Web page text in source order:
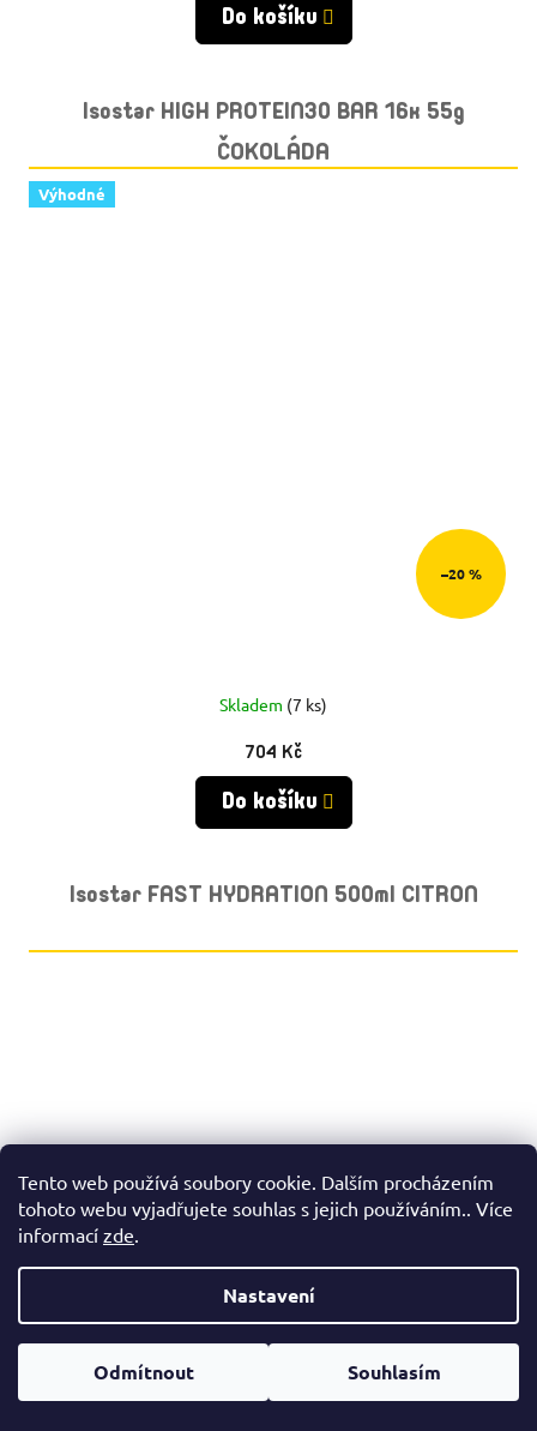
Tento web používá soubory cookie. Dalším procházením
tohoto webu vyjadřujete souhlas s jejich používáním.. Více
informací zde.
Nastavení
Odmítnout Souhlasím
Do košíku
Isostar HIGH PROTEIN30 BAR 16x 55g
ČOKOLÁDA
Výhodné
–20 %
Skladem (7 ks)
704 Kč
Do košíku
Isostar FAST HYDRATION 500ml CITRON